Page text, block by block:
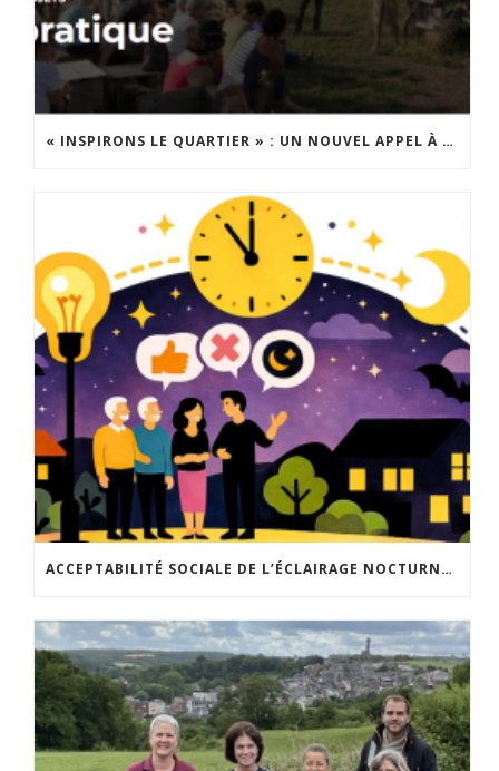
« INSPIRONS LE QUARTIER » : UN NOUVEL APPEL À PROJETS EST LANCÉ !
ACCEPTABILITÉ SOCIALE DE L’ÉCLAIRAGE NOCTURNE : LE REPLAY EST DISPONIBLE